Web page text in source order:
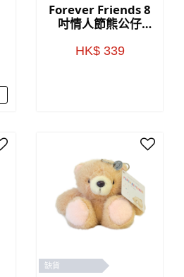
Forever Friends 8
吋情人節熊公仔
HK$ 339
缺貨